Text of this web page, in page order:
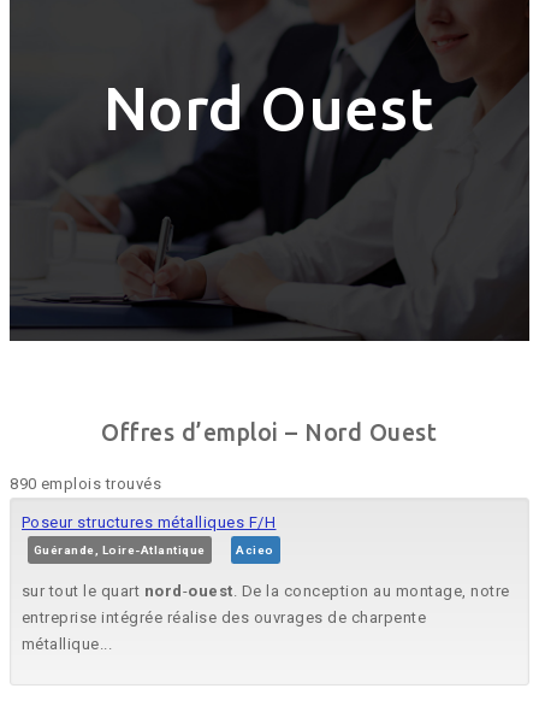
Nord Ouest
Offres d’emploi – Nord Ouest
890 emplois trouvés
Poseur structures métalliques F/H
Guérande, Loire-Atlantique Acieo
sur tout le quart nord -ouest. De la conception au montage, notre
entreprise intégrée réalise des ouvrages de charpente
métallique...